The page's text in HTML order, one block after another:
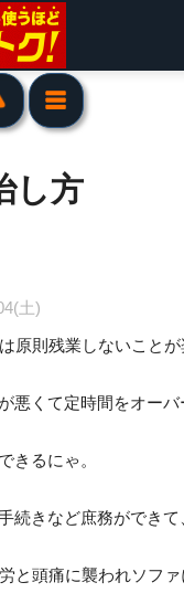
し方
土)
原則残業しないこと
悪くて定時間をオーバ
きるにゃ。
続きなど庶務ができて
と頭痛に襲われソファ